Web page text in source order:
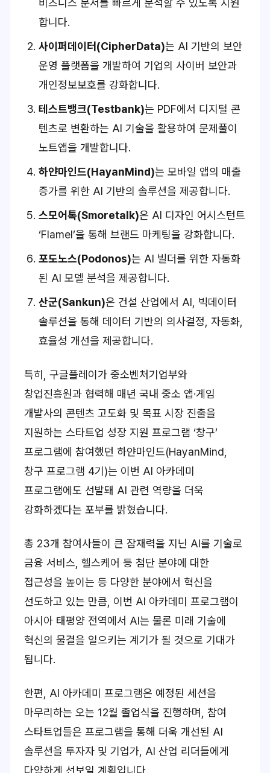
비즈니스 문서를 빠르게 분석할 수 있도록 지원
합니다.
사이퍼데이터(CipherData)는 AI 기반의 보안
운영 플랫폼을 개발하여 기업의 사이버 보안과
개인정보보호를 강화합니다.
테스트뱅크(Testbank)는 PDF에서 디지털 콘
텐츠로 변환하는 AI 기술을 활용하여 문제풀이
노트앱을 개발합니다.
하얀마인드(HayanMind)는 모바일 앱의 매출
증가를 위한 AI 기반의 솔루션을 제공합니다.
스모어톡(Smoretalk)은 AI 디자인 어시스턴트
‘Flamel’을 통해 브랜드 마케팅을 강화합니다.
포도노스(Podonos)는 AI 빌더를 위한 자동화
된 AI 모델 분석을 제공합니다.
산군(Sankun)은 건설 산업에서 AI, 빅데이터
솔루션을 통해 데이터 기반의 의사결정, 자동화,
효율성 개선을 제공합니다.
특히, 구글플레이가 중소벤처기업부와
창업진흥원과 협력해 매년 국내 중소 앱·게임
개발사의 콘텐츠 고도화 및 목표 시장 진출을
지원하는 스타트업 성장 지원 프로그램 ‘창구’
프로그램에 참여했던 하얀마인드(HayanMind,
창구 프로그램 4기)는 이번 AI 아카데미
프로그램에도 선발돼 AI 관련 역량을 더욱
강화하겠다는 포부를 밝혔습니다.
총 23개 참여사들이 큰 잠재력을 지닌 AI를 기술로
금융 서비스, 헬스케어 등 첨단 분야에 대한
접근성을 높이는 등 다양한 분야에서 혁신을
선도하고 있는 만큼, 이번 AI 아카데미 프로그램이
아시아 태평양 전역에서 AI는 물론 미래 기술에
혁신의 물결을 일으키는 계기가 될 것으로 기대가
됩니다.
한편, AI 아카데미 프로그램은 예정된 세션을
마무리하는 오는 12월 졸업식을 진행하며, 참여
스타트업들은 프로그램을 통해 더욱 개선된 AI
솔루션을 투자자 및 기업가, AI 산업 리더들에게
다양하게 선보일 계획입니다.